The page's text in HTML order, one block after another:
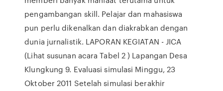
pengambangan skill. Pelajar dan mahasiswa
pun perlu dikenalkan dan diakrabkan dengan
dunia jurnalistik. LAPORAN KEGIATAN - JICA
(Lihat susunan acara Tabel 2 ) Lapangan Desa
Klungkung 9. Evaluasi simulasi Minggu, 23
Oktober 2011 Setelah simulasi berakhir